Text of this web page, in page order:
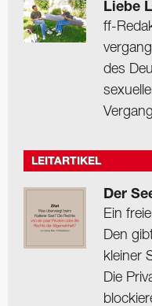
Liebe
ff-
des
LEITARTIKEL
Der
Ein
Den
kleiner
Die